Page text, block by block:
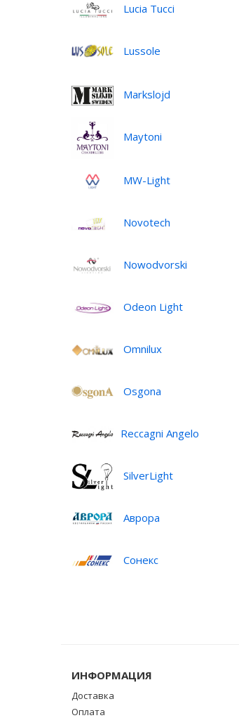
Lucia Tucci
Lussole
Markslojd
Maytoni
MW-Light
Novotech
Nowodvorski
Odeon Light
Omnilux
Osgona
Reccagni Angelo
SilverLight
Аврора
Сонекс
ИНФОРМАЦИЯ
Доставка
Оплата